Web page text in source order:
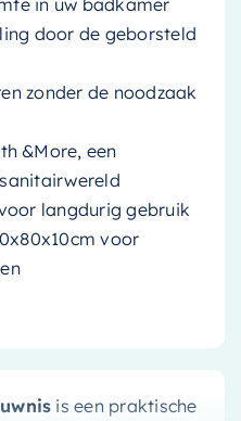
in uw badkamer
door de geborsteld
zonder de noodzaak
&More, een
langdurig gebruik
voor
is een praktische